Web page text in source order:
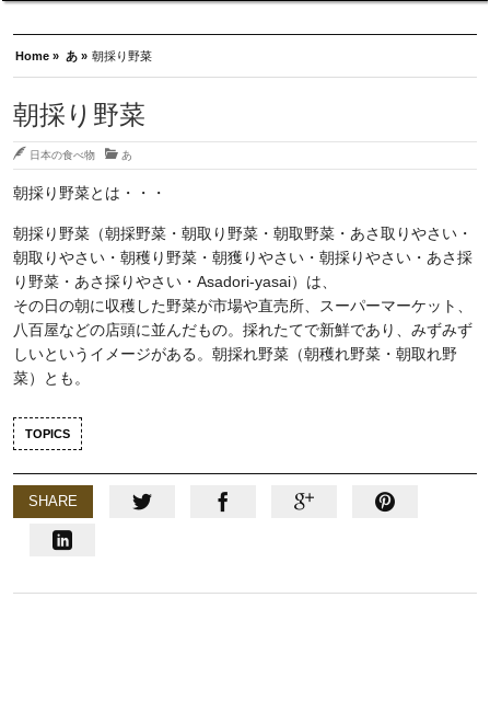
Home » あ » 朝採り野菜
朝採り野菜
日本の食べ物 あ
朝採り野菜とは・・・
朝採り野菜（朝採野菜・朝取り野菜・朝取野菜・あさ取りやさい・
朝取りやさい・朝穫り野菜・朝獲りやさい・朝採りやさい・あさ採
り野菜・あさ採りやさい・Asadori-yasai）は、
その日の朝に収穫した野菜が市場や直売所、スーパーマーケット、
八百屋などの店頭に並んだもの。採れたてで新鮮であり、みずみず
しいというイメージがある。朝採れ野菜（朝穫れ野菜・朝取れ野
菜）とも。
TOPICS
SHARE